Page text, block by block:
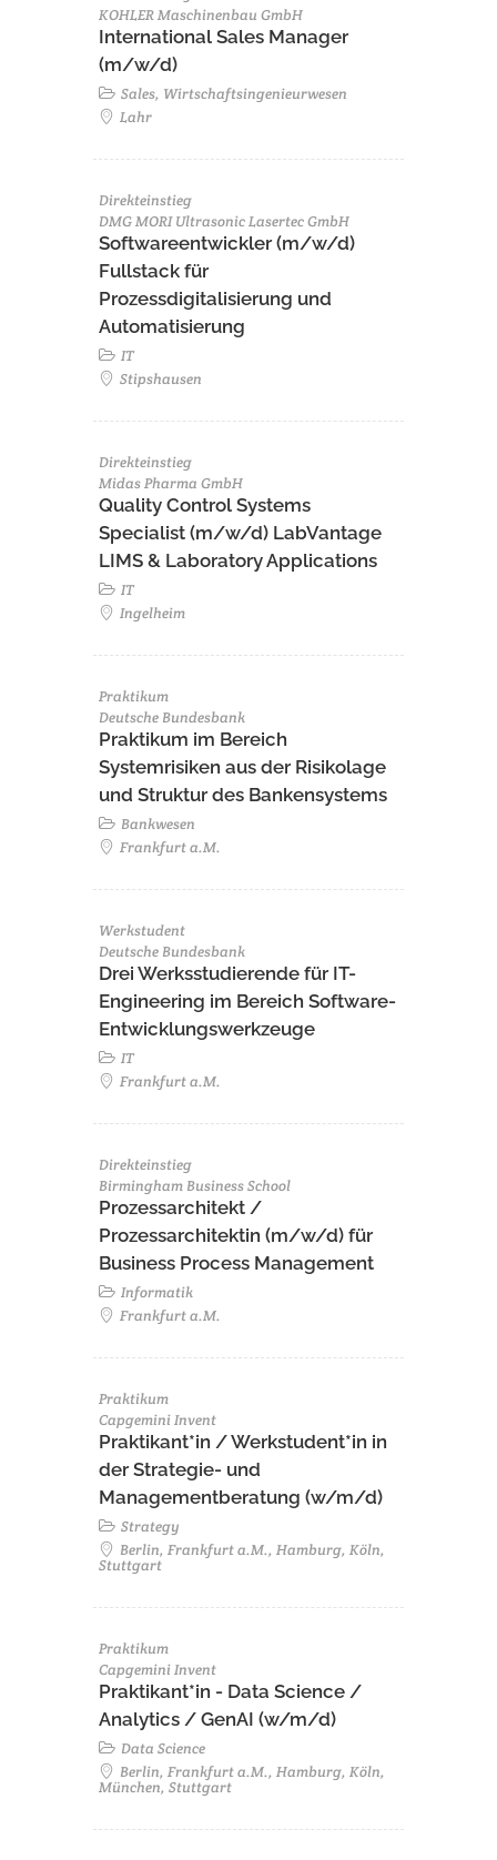
KOHLER Maschinenbau GmbH
International Sales Manager
(m/w/d)
Sales, Wirtschaftsingenieurwesen
Lahr
Direkteinstieg
DMG MORI Ultrasonic Lasertec GmbH
Softwareentwickler (m/w/d)
Fullstack für
Prozessdigitalisierung und
Automatisierung
IT
Stipshausen
Direkteinstieg
Midas Pharma GmbH
Quality Control Systems
Specialist (m/w/d) LabVantage
LIMS & Laboratory Applications
IT
Ingelheim
Praktikum
Deutsche Bundesbank
Praktikum im Bereich
Systemrisiken aus der Risikolage
und Struktur des Bankensystems
Bankwesen
Frankfurt a.M.
Werkstudent
Deutsche Bundesbank
Drei Werksstudierende für IT-
Engineering im Bereich Software-
Entwicklungswerkzeuge
IT
Frankfurt a.M.
Direkteinstieg
Birmingham Business School
Prozessarchitekt /
Prozessarchitektin (m/w/d) für
Business Process Management
Informatik
Frankfurt a.M.
Praktikum
Capgemini Invent
Praktikant*in / Werkstudent*in in
der Strategie- und
Managementberatung (w/m/d)
Strategy
Berlin, Frankfurt a.M., Hamburg, Köln,
Stuttgart
Praktikum
Capgemini Invent
Praktikant*in - Data Science /
Analytics / GenAI (w/m/d)
Data Science
Berlin, Frankfurt a.M., Hamburg, Köln,
München, Stuttgart